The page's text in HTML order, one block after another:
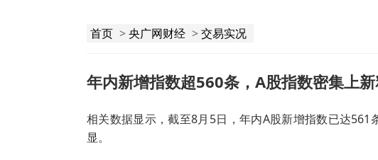
首页 >央广网财经 >交易实况
年内新增指数超560条，A股指数密集上
相关数据显示，截至8月5日，年内A股新增指数已达
显。